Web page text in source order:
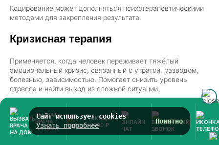
Кодирование может дополняться психотерапевтическими
методами для закрепления результата.
Кризисная терапия
Применяется, когда человек переживает тяжёлый
эмоциональный кризис, связанный с утратой, разводом,
болезнью, зависимостью. Помогает снизить уровень
стресса и найти выход из сложной ситуации.
Используется при снятии алкогольной зависимости, когда
пациент осознаёт проблему, но не знает, как справиться с
ней. Кризисная терапия даёт поддержку в первые
сложные дни отказа от алкоголя.
Сайт использует cookies
Узнать подробнее
Понятно
ВЫЗВАТЬ
ВРАЧА
НА ДОМ
СКИДКА
1000 ₽